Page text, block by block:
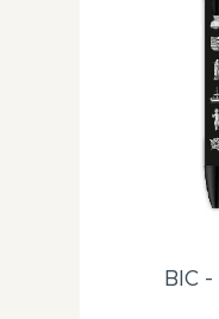
BIC